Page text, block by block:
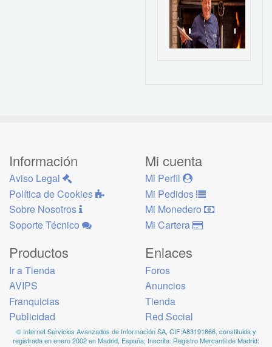
Información
Aviso Legal
Política de Cookies
Sobre Nosotros
Soporte Técnico
Mi cuenta
Mi Perfil
Mi Pedidos
Mi Monedero
Mi Cartera
Productos
Ir a Tienda
AVIPS
Franquicias
Publicidad
Enlaces
Foros
Anuncios
Tienda
Red Social
© Internet Servicios Avanzados de Información SA, CIF:A83191866, constituida y
registrada en enero 2002 en Madrid, España, Inscrita: Registro Mercantil de Madrid: